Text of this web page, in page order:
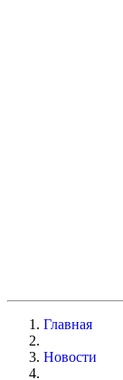
Главная
Новости